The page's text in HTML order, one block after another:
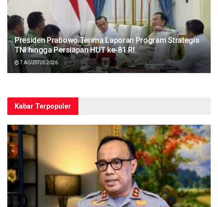
Presiden Prabowo Terima Laporan Program Strategis
TNI hingga Persiapan HUT ke-81 RI
7 AGUSTUS 2026
Kabar Terpopuler